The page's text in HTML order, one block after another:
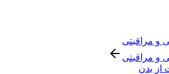
و مراقبتی
و مراقبتی
از بدن